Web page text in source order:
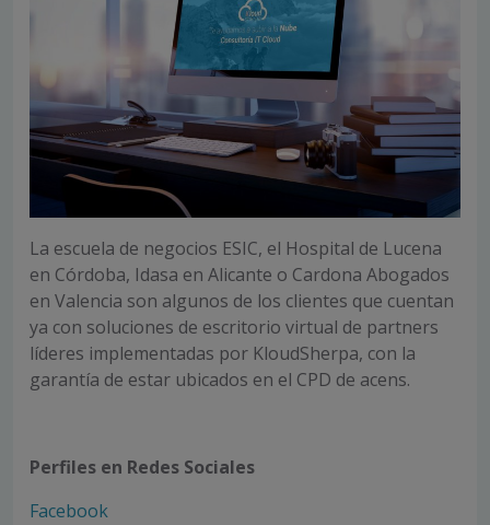
La escuela de negocios ESIC, el Hospital de Lucena
en Córdoba, Idasa en Alicante o Cardona Abogados
en Valencia son algunos de los clientes que cuentan
ya con soluciones de escritorio virtual de partners
líderes implementadas por KloudSherpa, con la
garantía de estar ubicados en el CPD de acens.
Perfiles en Redes Sociales
Facebook